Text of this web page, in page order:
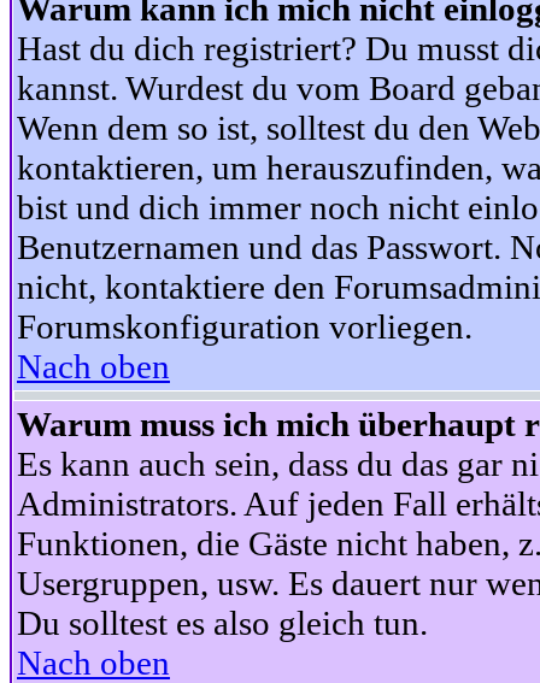
Warum kann ich mich nicht
Hast du dich registriert? Du musst
kannst. Wurdest du vom Board
Wenn dem so ist, solltest du den
kontaktieren, um herauszufinden,
bist und dich immer noch nicht
Benutzernamen und das Passwort.
nicht, kontaktiere den
Forumskonfiguration vorliegen.
Nach oben
Warum muss ich mich überhaupt
Es kann auch sein, dass du das gar
Administrators. Auf jeden Fall
Funktionen, die Gäste nicht haben,
Usergruppen, usw. Es dauert nur
Du solltest es also gleich tun.
Nach oben